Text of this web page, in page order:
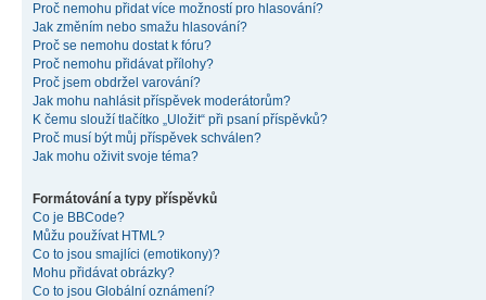
Proč nemohu přidat více možností pro hlasování?
Jak změním nebo smažu hlasování?
Proč se nemohu dostat k fóru?
Proč nemohu přidávat přílohy?
Proč jsem obdržel varování?
Jak mohu nahlásit příspěvek moderátorům?
K čemu slouží tlačítko „Uložit“ při psaní příspěvků?
Proč musí být můj příspěvek schválen?
Jak mohu oživit svoje téma?
Formátování a typy příspěvků
Co je BBCode?
Můžu používat HTML?
Co to jsou smajlíci (emotikony)?
Mohu přidávat obrázky?
Co to jsou Globální oznámení?